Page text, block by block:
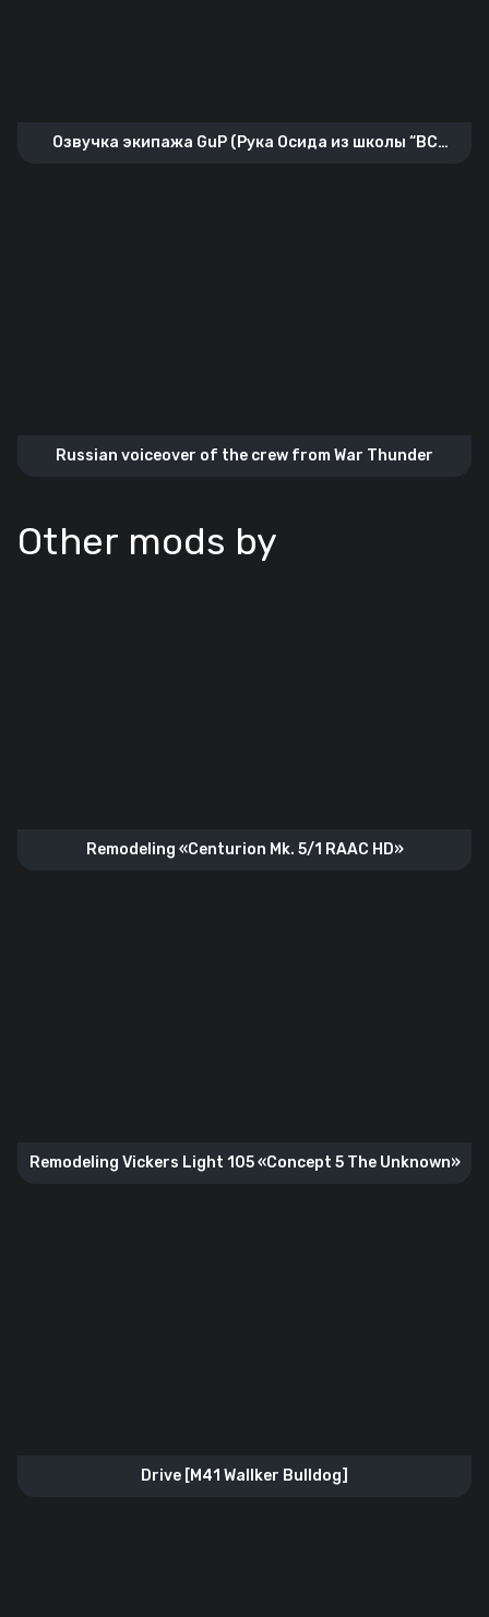
Озвучка экипажа GuP (Рука Осида из школы “BC
Russian voiceover of the crew from War Thunder
Other mods by
Remodeling «Centurion Mk. 5/1 RAAC HD»
Remodeling Vickers Light 105 «Concept 5 The Unknown»
Drive [M41 Wallker Bulldog]